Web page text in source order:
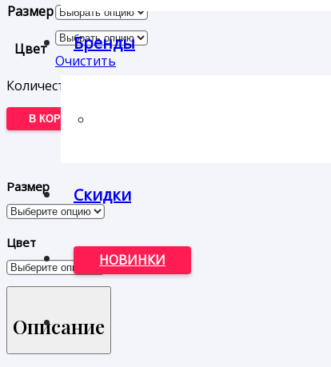
Бренды
Скидки
НОВИНКИ
Размер
Цвет
Очистить
Количество товара Полусапоги Tamaris
В КОРЗИНУ
Размер
Цвет
Описание